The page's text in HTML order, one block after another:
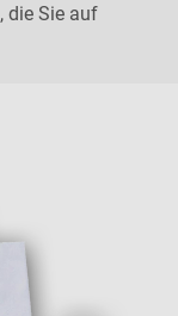
, die Sie auf